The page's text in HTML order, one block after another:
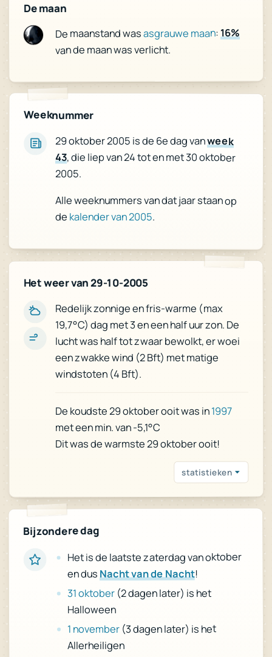
De maan
De maanstand wasasgrauwe maan: 16%
van de maan was verlicht.
Weeknummer
29 oktober 2005 is de 6e dag vanweek
43, die liep van 24 tot en met 30 oktober
2005.
Alle weeknummers van dat jaar staan op
de kalender van 2005.
Het weer van 29-10-2005
Redelijk zonnige en fris-warme (max
19,7°C) dag met 3 en een half uur zon. De
lucht was half tot zwaar bewolkt, er woei
een zwakke wind (2 Bft) met matige
windstoten (4 Bft).
De koudste 29 oktober ooit was in1997
met een min. van -5,1°C
Dit was de warmste 29 oktober ooit!
statistieken
Bijzondere dag
Het is de laatste zaterdag van oktober
en dus Nacht van de Nacht!
31 oktober(2 dagen later) is het
Halloween
1 november (3 dagen later) is het
Allerheiligen